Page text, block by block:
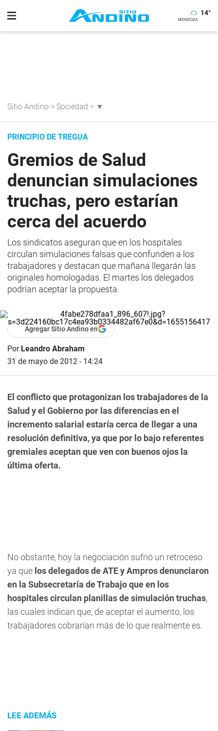
14°
Sitio Andino > Sociedad > ▼
PRINCIPIO DE TREGUA
Gremios de Salud
denuncian simulaciones
truchas, pero estarían
cerca del acuerdo
Los sindicatos aseguran que en los hospitales
circulan simulaciones falsas que confunden a los
trabajadores y destacan que mañana llegarán las
originales homologadas. El martes los delegados
podrían aceptar la propuesta.
Agregar Sitio Andino en
Por Leandro Abraham
31 de mayo de 2012 - 14:24
El conflicto que protagonizan los trabajadores de la
Salud y el Gobierno por las diferencias en el
incremento salarial estaría cerca de llegar a una
resolución definitiva, ya que por lo bajo referentes
gremiales aceptan que ven con buenos ojos la
última oferta.
No obstante, hoy la negociación sufrió un retroceso
ya que los delegados de ATE y Ampros denunciaron
en la Subsecretaría de Trabajo que en los
hospitales circulan planillas de simulación truchas,
las cuales indican que, de aceptar el aumento, los
trabajadores cobrarían más de lo que realmente es.
LEE ADEMÁS